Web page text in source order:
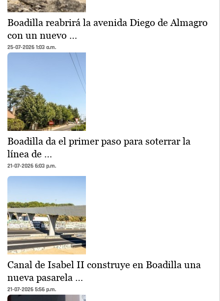
Boadilla reabrirá la avenida Diego de Almagro
con un nuevo …
25-07-2026 1:03 a.m.
Boadilla da el primer paso para soterrar la
línea de …
21-07-2026 6:03 p.m.
Canal de Isabel II construye en Boadilla una
nueva pasarela …
21-07-2026 5:56 p.m.